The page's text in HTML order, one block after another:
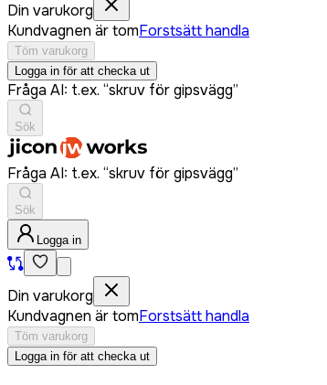
Din varukorg
Kundvagnen är tomForstsätt handla
Töm varukorg
Logga in för att checka ut
Fråga AI: t.ex. “skruv för gipsvägg”
Sök
Fråga AI: t.ex. “skruv för gipsvägg”
Sök
Logga in
Din varukorg
Kundvagnen är tomForstsätt handla
Töm varukorg
Logga in för att checka ut